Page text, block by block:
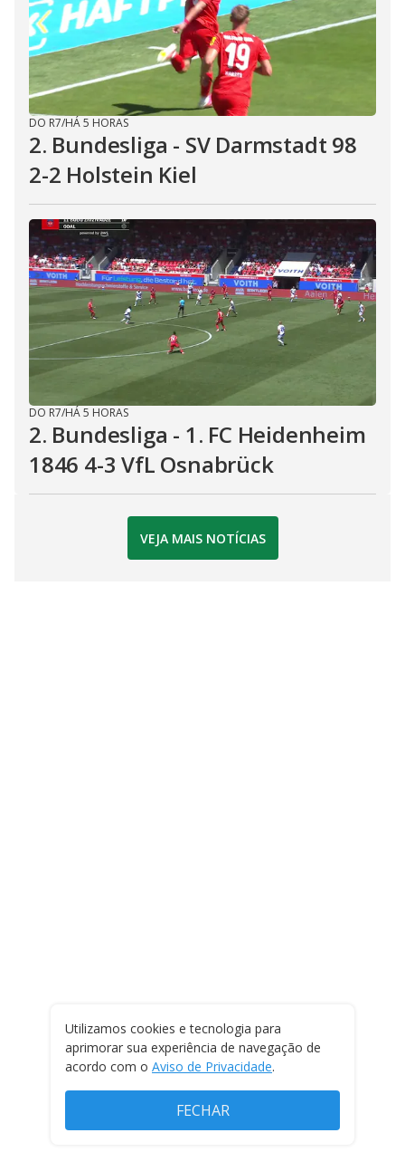
DO R7/HÁ 5 HORAS
2. Bundesliga - SV Darmstadt 98
2-2 Holstein Kiel
DO R7/HÁ 5 HORAS
2. Bundesliga - 1. FC Heidenheim
1846 4-3 VfL Osnabrück
VEJA MAIS NOTÍCIAS
Utilizamos cookies e tecnologia para
aprimorar sua experiência de navegação de
acordo com o Aviso de Privacidade.
FECHAR